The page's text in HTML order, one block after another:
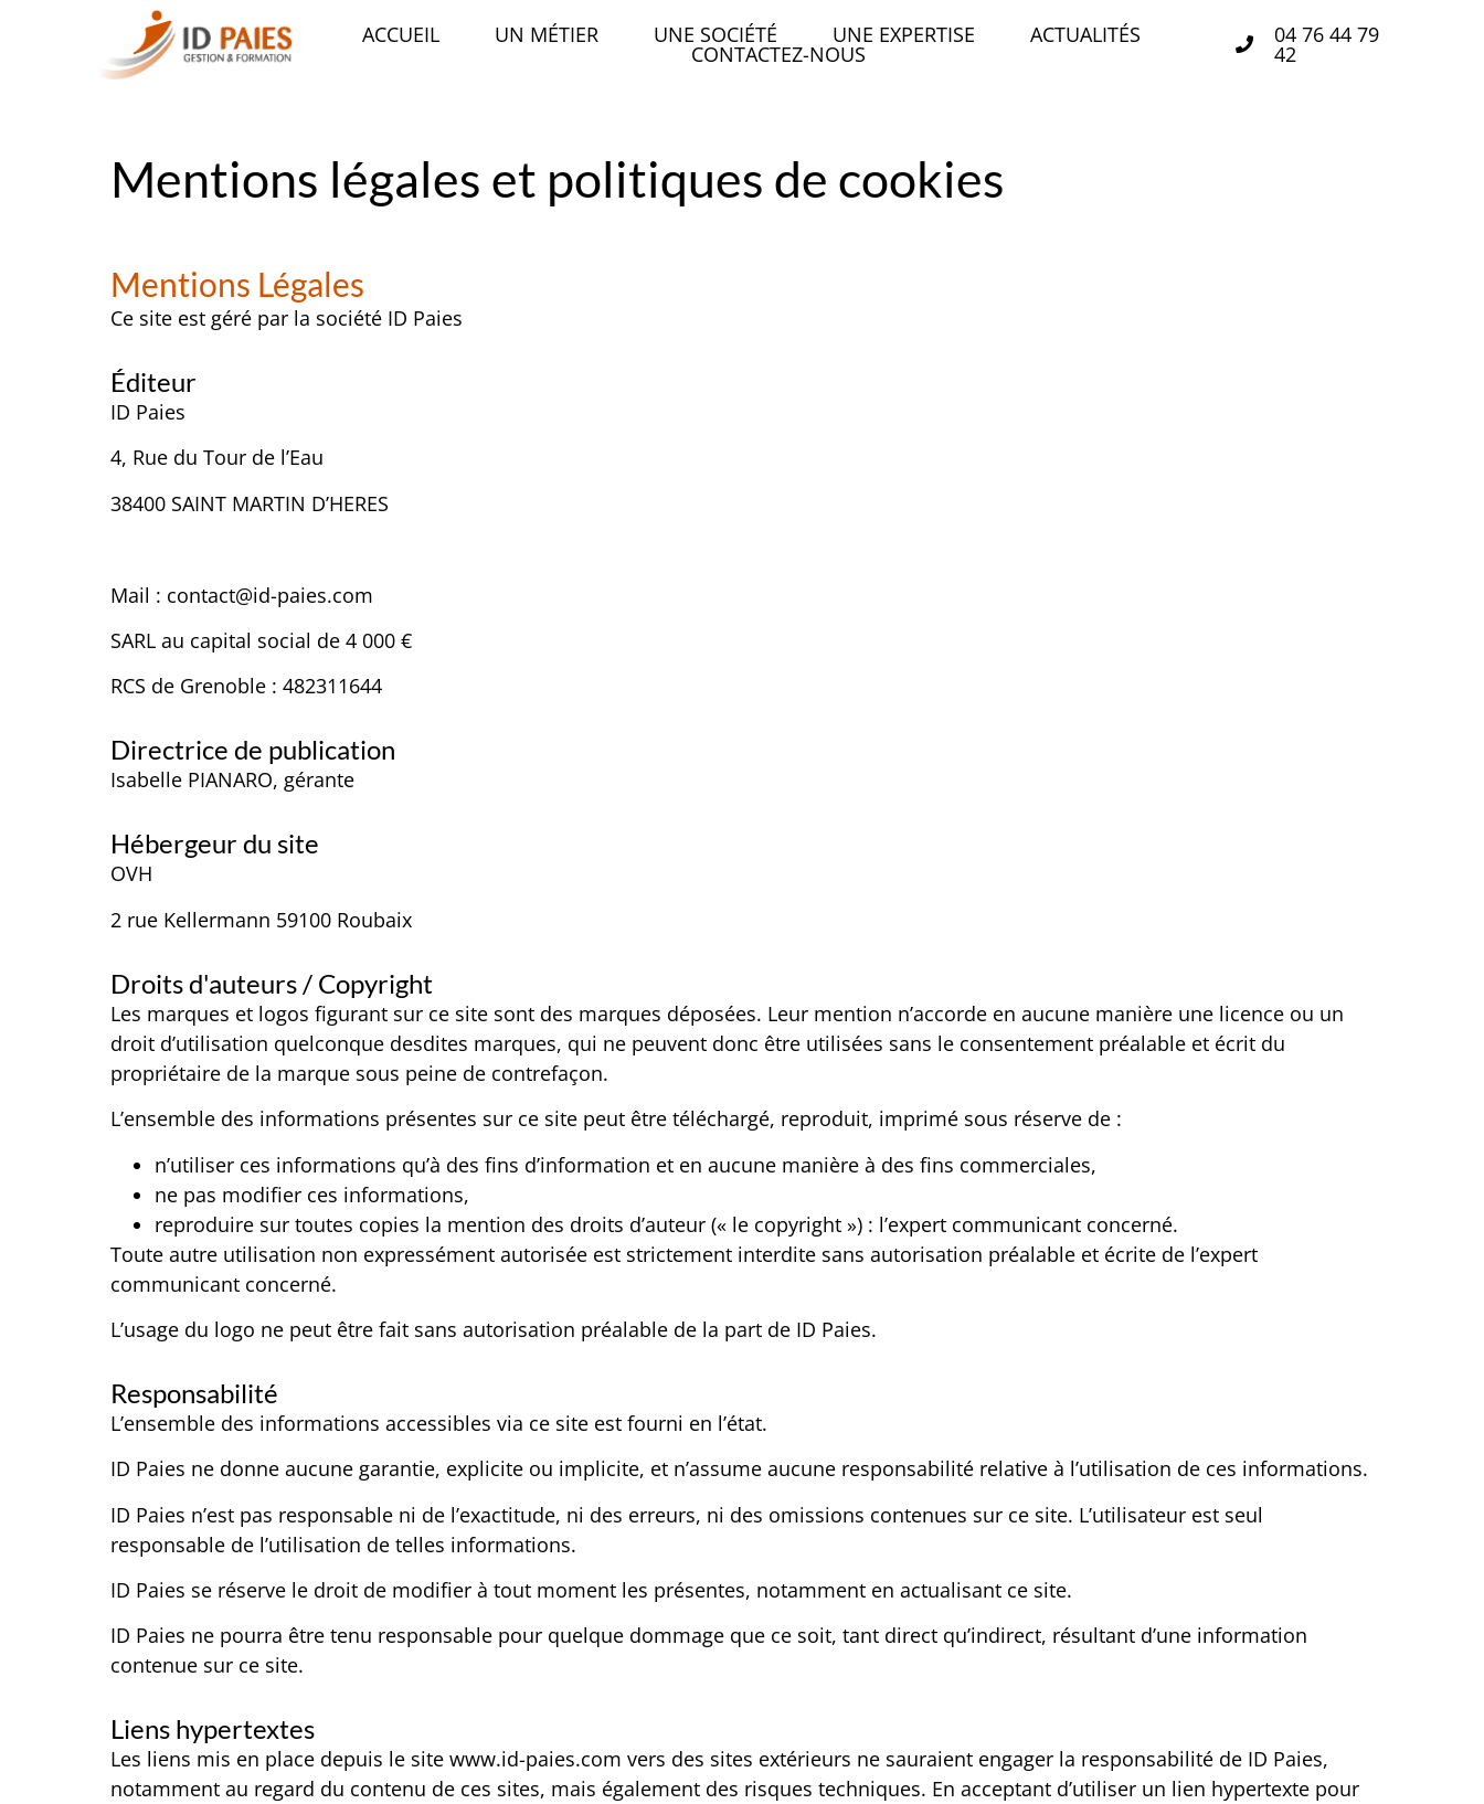
ACCUEIL UN MÉTIER UNE SOCIÉTÉ UNE EXPERTISE ACTUALITÉS
CONTACTEZ-NOUS
04 76 44 79
42
Mentions légales et politiques de cookies
Mentions Légales
Ce site est géré par la société ID Paies
Éditeur
ID Paies
4, Rue du Tour de l’Eau
38400 SAINT MARTIN D’HERES
Mail : contact@id-paies.com
SARL au capital social de 4 000 €
RCS de Grenoble : 482311644
Directrice de publication
Isabelle PIANARO, gérante
Hébergeur du site
OVH
2 rue Kellermann 59100 Roubaix
Droits d'auteurs / Copyright
Les marques et logos figurant sur ce site sont des marques déposées. Leur mention n’accorde en aucune manière une licence ou un
droit d’utilisation quelconque desdites marques, qui ne peuvent donc être utilisées sans le consentement préalable et écrit du
propriétaire de la marque sous peine de contrefaçon.
L’ensemble des informations présentes sur ce site peut être téléchargé, reproduit, imprimé sous réserve de :
n’utiliser ces informations qu’à des fins d’information et en aucune manière à des fins commerciales,
ne pas modifier ces informations,
reproduire sur toutes copies la mention des droits d’auteur (« le copyright ») : l’expert communicant concerné.
Toute autre utilisation non expressément autorisée est strictement interdite sans autorisation préalable et écrite de l’expert
communicant concerné.
L’usage du logo ne peut être fait sans autorisation préalable de la part de ID Paies.
Responsabilité
L’ensemble des informations accessibles via ce site est fourni en l’état.
ID Paies ne donne aucune garantie, explicite ou implicite, et n’assume aucune responsabilité relative à l’utilisation de ces informations.
ID Paies n’est pas responsable ni de l’exactitude, ni des erreurs, ni des omissions contenues sur ce site. L’utilisateur est seul
responsable de l’utilisation de telles informations.
ID Paies se réserve le droit de modifier à tout moment les présentes, notamment en actualisant ce site.
ID Paies ne pourra être tenu responsable pour quelque dommage que ce soit, tant direct qu’indirect, résultant d’une information
contenue sur ce site.
Liens hypertextes
Les liens mis en place depuis le site www.id-paies.com vers des sites extérieurs ne sauraient engager la responsabilité de ID Paies,
notamment au regard du contenu de ces sites, mais également des risques techniques. En acceptant d’utiliser un lien hypertexte pour